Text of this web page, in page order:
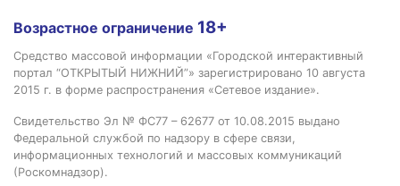
Возрастное ограничение 18+
Средство массовой информации «Городской интерактивный
портал “ОТКРЫТЫЙ НИЖНИЙ”» зарегистрировано 10 августа
2015 г. в форме распространения «Сетевое издание».
Свидетельство Эл № ФС77 – 62677 от 10.08.2015 выдано
Федеральной службой по надзору в сфере связи,
информационных технологий и массовых коммуникаций
(Роскомнадзор).